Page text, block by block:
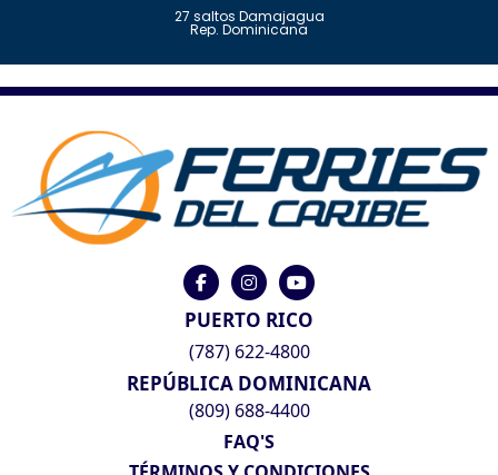
27 saltos Damajagua
Rep. Dominicana
PUERTO RICO
(787) 622-4800
REPÚBLICA DOMINICANA
(809) 688-4400
FAQ'S